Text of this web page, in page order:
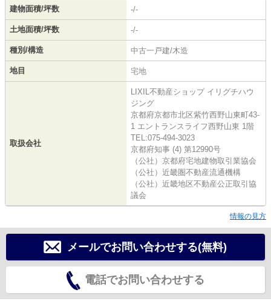
建物面積/坪数 -/-
土地面積/坪数 -/-
種別/構造 中古一戸建/木造
地目 宅地
取扱会社
LIXIL不動産ショップ イリグチハウ
ジング
京都府京都市北区紫竹西野山東町43-
1 エントランスライフ西野山東 1階
TEL:075-494-3023
京都府知事 (4) 第12990号
（公社）京都府宅地建物取引業協会
（公社）近畿圏不動産流通機構
（公社）近畿地区不動産公正取引協
議会
情報の見方
メールでお問い合わせする(無料)
電話でお問い合わせする